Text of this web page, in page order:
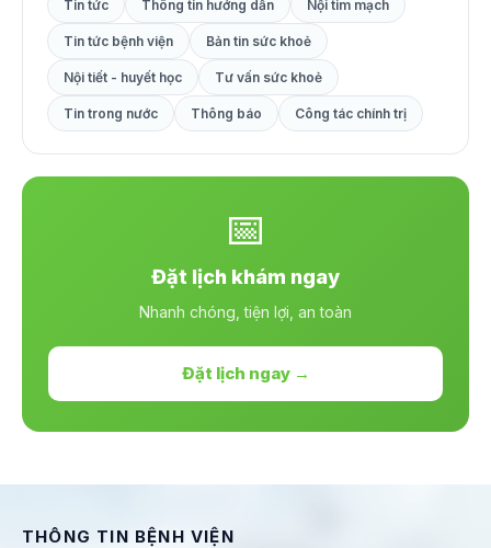
Tin tức Thông tin hướng dẫn Nội tim mạch
Tin tức bệnh viện Bản tin sức khoẻ
Nội tiết - huyết học Tư vấn sức khoẻ
Tin trong nước Thông báo Công tác chính trị
📅
Đặt lịch khám ngay
Nhanh chóng, tiện lợi, an toàn
Đặt lịch ngay →
THÔNG TIN BỆNH VIỆN